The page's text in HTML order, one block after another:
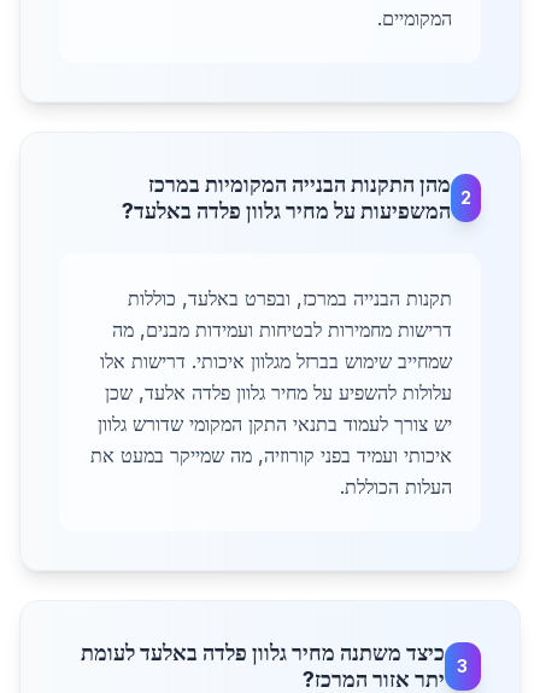
המקומיים.
2
מהן התקנות הבנייה המקומיות במרכז
המשפיעות על מחיר גלוון פלדה באלעד?
תקנות הבנייה במרכז, ובפרט באלעד, כוללות
דרישות מחמירות לבטיחות ועמידות מבנים, מה
שמחייב שימוש בברזל מגלוון איכותי. דרישות אלו
עלולות להשפיע על מחיר גלוון פלדה אלעד, שכן
יש צורך לעמוד בתנאי התקן המקומי שדורש גלוון
איכותי ועמיד בפני קורוזיה, מה שמייקר במעט את
העלות הכוללת.
3
כיצד משתנה מחיר גלוון פלדה באלעד לעומת
יתר אזור המרכז?